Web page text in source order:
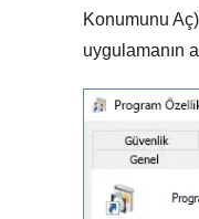
Konumunu Aç)
uygulamanın